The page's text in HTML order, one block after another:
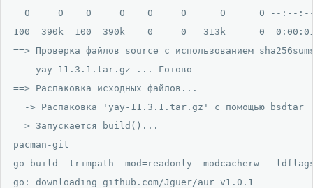
0     0    0     0    0     0      0      0 --
100  390k  100  390k    0     0   313k      0
==> Проверка файлов source с использованием
yay-11.3.1.tar.gz ... Готово
==> Распаковка исходных файлов...
-> Распаковка 'yay-11.3.1.tar.gz' с помощью bsdtar
==> Запускается build()...
pacman-git
go build -trimpath -mod=readonly -modcacherw  -
go: downloading github.com/Jguer/aur v1.0.1